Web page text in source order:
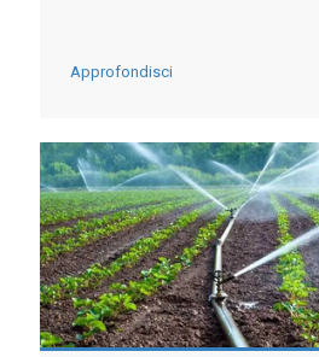
Approfondisci-
CALABRIA,
TOSCANA
ED
EMILIA
ROMAGNA
ESEMPI